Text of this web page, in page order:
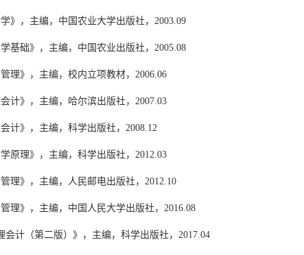
学》，主编，中国农业大学出版社， 2003.09
学基础》，主编，中国农业出版社， 2005.08
管理》，主编，校内立项教材， 2006.06
会计》，主编，哈尔滨出版社， 2007.03
会计》，主编，科学出版社， 2008.12
学原理》，主编，科学出版社， 2012.03
管理》，主编，人民邮电出版社， 2012.10
管理》，主编，中国人民大学出版社， 2016.08
会计（第二版）》，主编，科学出版社， 2017.04